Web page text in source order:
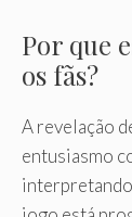
Por que
os fãs?
A revelação
entusiasmo
interpretando